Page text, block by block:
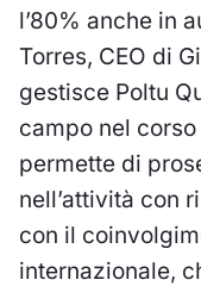
l’80% anche in
Torres, CEO di
gestisce Poltu
campo nel
permette di
nell’attività con
con il
internazionale,